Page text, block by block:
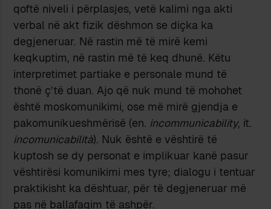
qoftë niveli i përplasjes, vetë kalimi nga akti
verbal në akt fizik dëshmon se diçka ka
degjeneruar. Në rastin më të mirë kemi
keqkuptim, në rastin më të keq dhunë. Këtu
interpretimet partiake e personale mund të
thonë ç’të duan. Ajo që nuk mund të mohohet
është moskomunikimi, ose më mirë gjendja e
pakomunikueshmërisë (en. incommunicability, it.
incomunicabilità). Nuk është e vështirë të
kuptosh se dy personat e implikuar kanë pasur
vështirësi komunikimi mes tyre; dialogu i tentuar
praktikisht ka dështuar, për të degjeneruar më
pas në ballafaqim të ashpër.